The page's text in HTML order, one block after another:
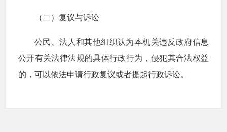
（二）复议与诉讼
公民、法人和其他组织认为本机关违反政府信息
公开有关法律法规的具体行政行为，侵犯其合法权益
的，可以依法申请行政复议或者提起行政诉讼。